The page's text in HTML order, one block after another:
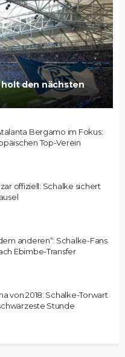
holt den nächsten
Bergamo im Fokus:
Top-Verein
offiziell: Schalke sichert
anderen“: Schalke-Fans
Ebimbe-Transfer
von 2018: Schalke-Torwart
Stunde